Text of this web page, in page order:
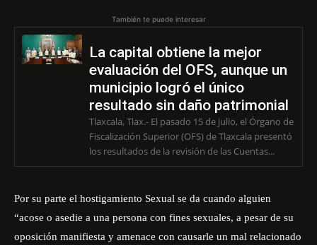
También te puede interesar
La capital obtiene la mejor
evaluación del OFS, aunque un
municipio logró el único
resultado sin daño patrimonial
Tlaxcala, Tlax.- El pasado 15 de julio, el Órgano de
Fiscalización Superior (OFS) de Tlaxcala presentó
los resultados de la revisión de las Cuentas...
Por su parte el hostigamiento Sexual se da cuando alguien
“acose o asedie a una persona con fines sexuales, a pesar de su
oposición manifiesta y amenace con causarle un mal relacionado